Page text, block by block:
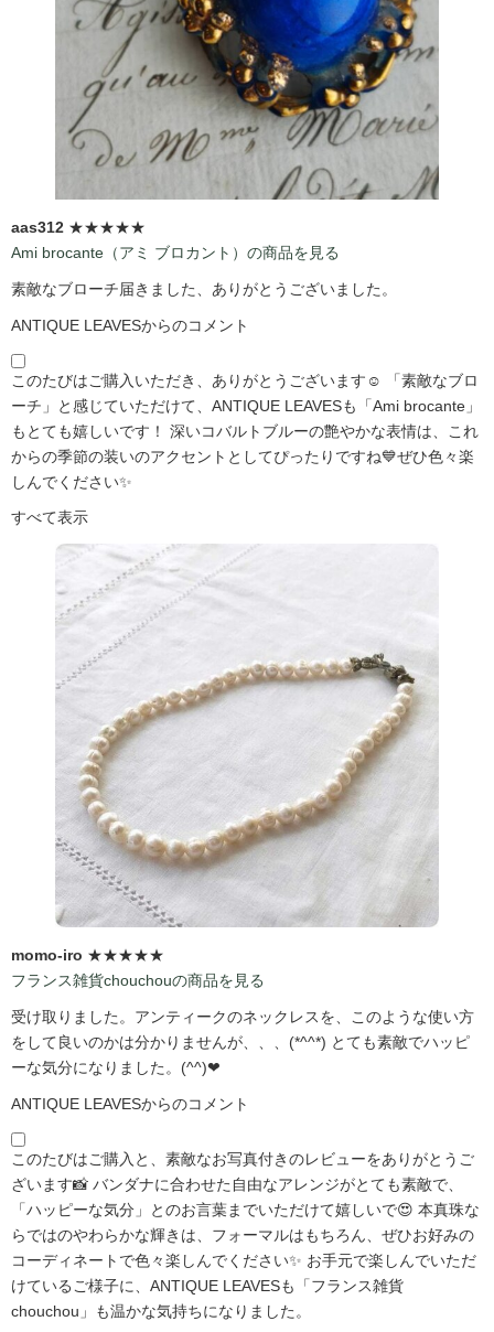
aas312 ★★★★★
Ami brocante（アミ ブロカント）の商品を見る
素敵なブローチ届きました、ありがとうございました。
ANTIQUE LEAVESからのコメント
このたびはご購入いただき、ありがとうございます☺️ 「素敵なブロ
ーチ」と感じていただけて、ANTIQUE LEAVESも「Ami brocante」
もとても嬉しいです！ 深いコバルトブルーの艶やかな表情は、これ
からの季節の装いのアクセントとしてぴったりですね💙ぜひ色々楽
しんでください✨
すべて表示
momo-iro ★★★★★
フランス雑貨chouchouの商品を見る
受け取りました。アンティークのネックレスを、このような使い方
をして良いのかは分かりませんが、、、(*^^*) とても素敵でハッピ
ーな気分になりました。(^^)❤
ANTIQUE LEAVESからのコメント
このたびはご購入と、素敵なお写真付きのレビューをありがとうご
ざいます📸 バンダナに合わせた自由なアレンジがとても素敵で、
「ハッピーな気分」とのお言葉までいただけて嬉しいで😍 本真珠な
らではのやわらかな輝きは、フォーマルはもちろん、ぜひお好みの
コーディネートで色々楽しんでください✨ お手元で楽しんでいただ
けているご様子に、ANTIQUE LEAVESも「フランス雑貨
chouchou」も温かな気持ちになりました。